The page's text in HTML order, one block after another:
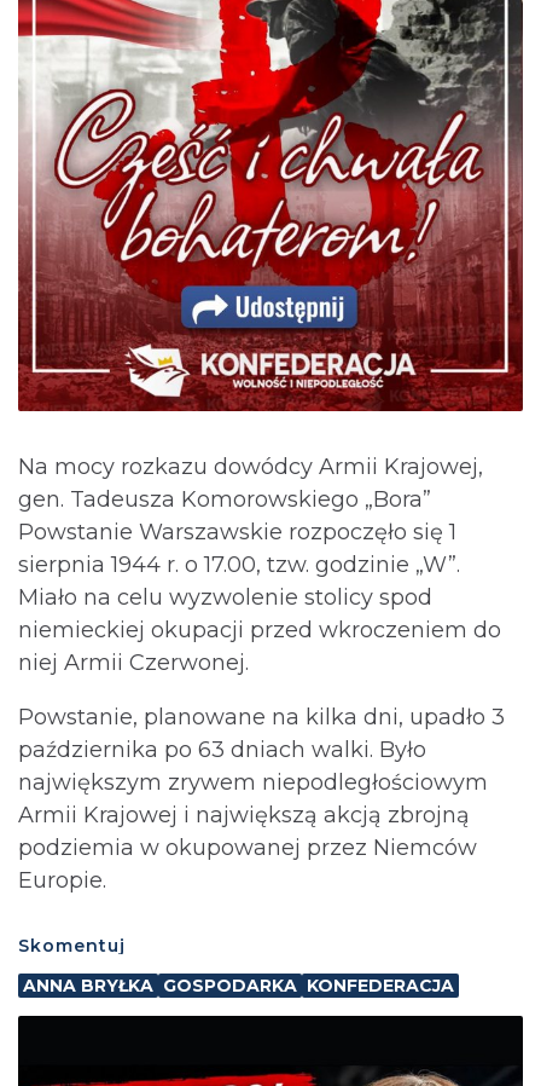
Na mocy rozkazu dowódcy Armii Krajowej,
gen. Tadeusza Komorowskiego „Bora”
Powstanie Warszawskie rozpoczęło się 1
sierpnia 1944 r. o 17.00, tzw. godzinie „W”.
Miało na celu wyzwolenie stolicy spod
niemieckiej okupacji przed wkroczeniem do
niej Armii Czerwonej.
Powstanie, planowane na kilka dni, upadło 3
października po 63 dniach walki. Było
największym zrywem niepodległościowym
Armii Krajowej i największą akcją zbrojną
podziemia w okupowanej przez Niemców
Europie.
Skomentuj
ANNA BRYŁKA GOSPODARKA KONFEDERACJA